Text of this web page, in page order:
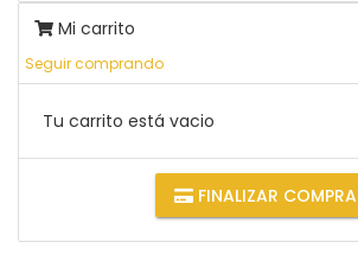
Mi carrito
Seguir comprando
Tu carrito está vacio
FINALIZAR COMPRA